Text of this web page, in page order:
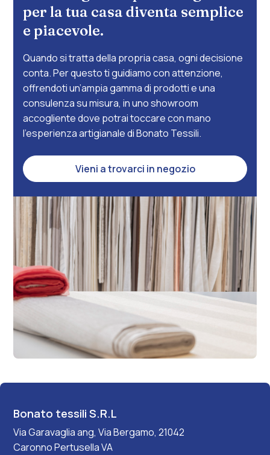
per la tua casa diventa semplice
e piacevole.
Quando si tratta della propria casa, ogni decisione
conta. Per questo ti guidiamo con attenzione,
offrendoti un’ampia gamma di prodotti e una
consulenza su misura, in uno showroom
accogliente dove potrai toccare con mano
l’esperienza artigianale di Bonato Tessili.
Vieni a trovarci in negozio
Bonato tessili S.R.L
Via Garavaglia ang, Via Bergamo, 21042
Caronno Pertusella VA